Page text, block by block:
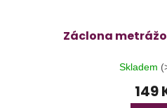
Záclona
Skladem
149